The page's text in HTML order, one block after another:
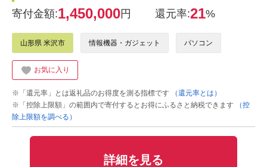
寄付金額:1,450,000円 還元率:21%
山形県 米沢市 情報機器・ガジェット パソコン
お気に入り
※「還元率」とは返礼品のお得度を測る指標です
（還元率とは）
※「控除上限額」の範囲内で寄付するとお得にふるさと納税できます
（控
除上限額を調べる）
詳細を見る